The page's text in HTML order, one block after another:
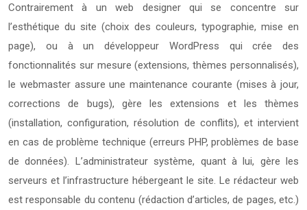
Contrairement à un web designer qui se concentre sur
l’esthétique du site (choix des couleurs, typographie, mise en
page), ou à un développeur WordPress qui crée des
fonctionnalités sur mesure (extensions, thèmes personnalisés),
le webmaster assure une maintenance courante (mises à jour,
corrections de bugs), gère les extensions et les thèmes
(installation, configuration, résolution de conflits), et intervient
en cas de problème technique (erreurs PHP, problèmes de base
de données). L’administrateur système, quant à lui, gère les
serveurs et l’infrastructure hébergeant le site. Le rédacteur web
est responsable du contenu (rédaction d’articles, de pages, etc.)